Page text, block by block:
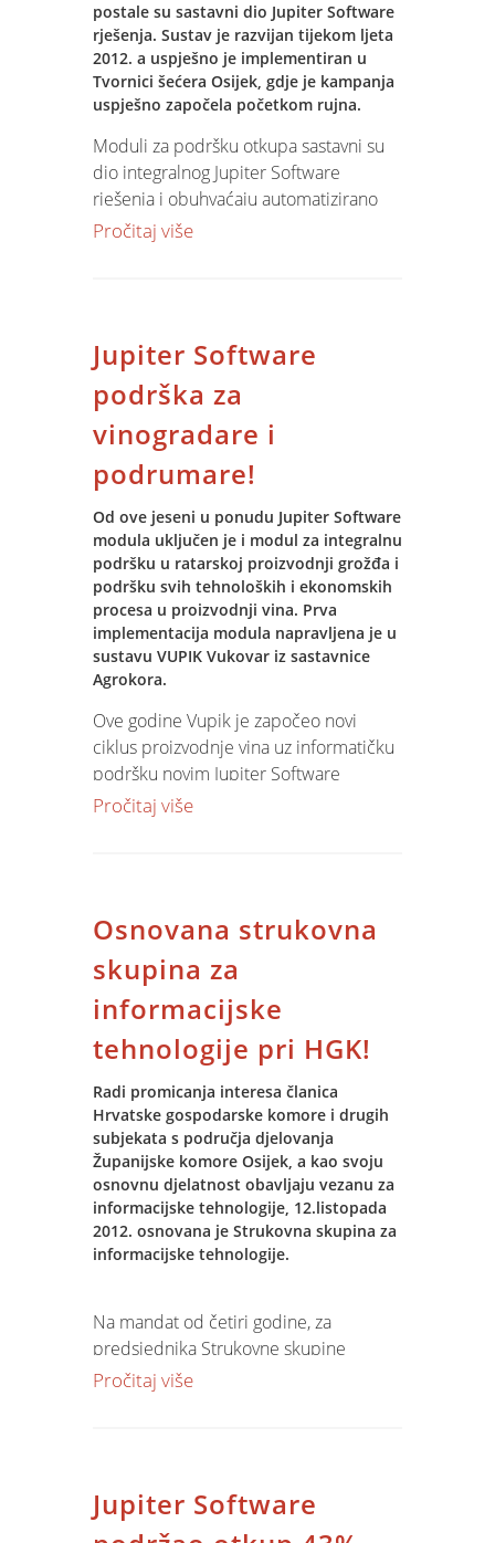
postale su sastavni dio Jupiter Software
rješenja. Sustav je razvijan tijekom ljeta
2012. a uspješno je implementiran u
Tvornici šećera Osijek, gdje je kampanja
uspješno započela početkom rujna.
Moduli za podršku otkupa sastavni su
dio integralnog Jupiter Software
rješenja i obuhvaćaju automatizirano
povezivanje otkupnih listova sa
repe.
Drugi modul za podršku laboratorija u
proizvodnom procesu pruža fleksibilnu
podršku za rad analitičkih laboratorija -
neograničen broj analiza, parametara,
automatsko povezivanje s mjernim
uređajima i veliko bogatstvo izvještaja.
Rezultati laboratorijskih analiza
automatski se distribuiraju na sva
relevantna mjesta u proizvodnom
procesu.
sudionika isporučitelja dijelova
postrojenja: Vage Zagreb, Montelektro
Rijeka, ATO inženjering Osijek.
Pročitaj više
Jupiter Software
podrška za
vinogradare i
podrumare!
Od ove jeseni u ponudu Jupiter Software
modula uključen je i modul za integralnu
podršku u ratarskoj proizvodnji grožđa i
podršku svih tehnoloških i ekonomskih
procesa u proizvodnji vina. Prva
implementacija modula napravljena je u
sustavu VUPIK Vukovar iz sastavnice
Agrokora.
Ove godine Vupik je započeo novi
ciklus proizvodnje vina uz informatičku
podršku novim Jupiter Software
modulima za vinogradarstvo i
ove godine su sve faze proizvodnje vina
podržane odgovarajućim modulima.
Trenutno je u tijeku berba, koja je
automatizirana Jupiter Software
modulima za prijem grožđa, kontrolu
kvalitete i izračun otkupne cijene na
temelju obračunskih parametara. U
svakom trenutku su dostupni podaci o
trenutno prikupljenim količinama,
sortama, dobavljačima, vinogradarskim
tablama i parametrima kvalitete -
prosječnom postotku šećera i kiselina.
U proizvodnom procesu, tijekom
filtriranje, dodavanje enoloških aditiva,
te se svakodnevno evidentiraju
laboratorijske analize. Informacijski
proizvoda napunjenog u bocu.
Pročitaj više
Osnovana strukovna
skupina za
informacijske
tehnologije pri HGK!
Radi promicanja interesa članica
Hrvatske gospodarske komore i drugih
subjekata s područja djelovanja
Županijske komore Osijek, a kao svoju
osnovnu djelatnost obavljaju vezanu za
informacijske tehnologije, 12.listopada
2012. osnovana je Strukovna skupina za
informacijske tehnologije.
Na mandat od četiri godine, za
predsjednika Strukovne skupine
izabran je Ivan Matejašić, direktor tvrtke
Pročitaj više
Jupiter Software